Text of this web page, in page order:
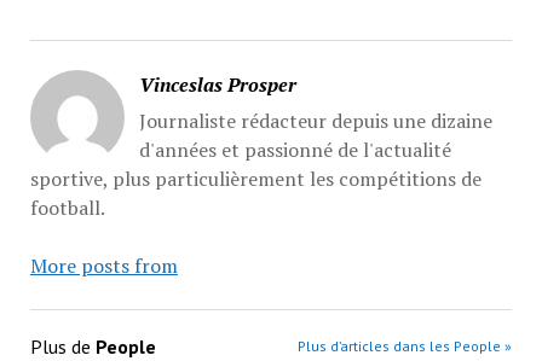
Vinceslas Prosper
Journaliste rédacteur depuis une dizaine
d'années et passionné de l'actualité
sportive, plus particulièrement les compétitions de
football.
More posts from
Plus de People Plus d’articles dans les People »